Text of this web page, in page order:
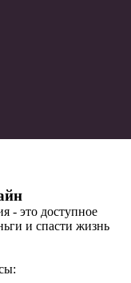
- это доступное
и спасти жизнь